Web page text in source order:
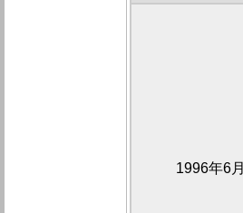
1996年6月